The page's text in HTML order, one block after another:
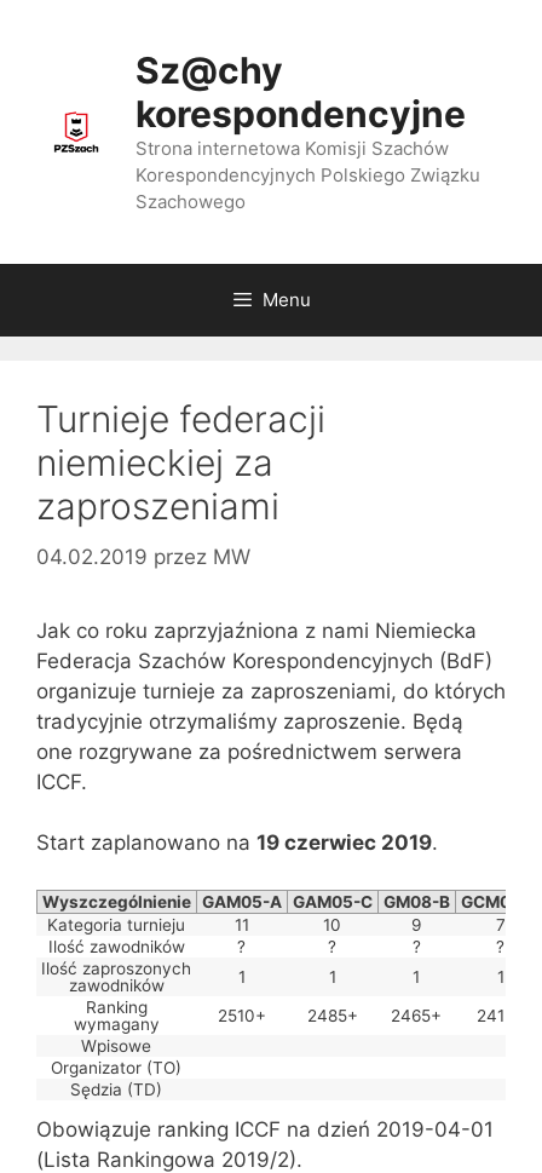
Sz@chy
korespondencyjne
Strona internetowa Komisji Szachów
Korespondencyjnych Polskiego Związku
Szachowego
Menu
Turnieje federacji
niemieckiej za
zaproszeniami
04.02.2019 przez MW
Jak co roku zaprzyjaźniona z nami Niemiecka
Federacja Szachów Korespondencyjnych (BdF)
organizuje turnieje za zaproszeniami, do których
tradycyjnie otrzymaliśmy zaproszenie. Będą
one rozgrywane za pośrednictwem serwera
ICCF.
Start zaplanowano na 19 czerwiec 2019.
Wyszczególnienie GAM05-A GAM05-C GM08-B GCM06-A
Kategoria turnieju
11 10 9
7
Ilość zawodników
? ? ?
?
Ilość zaproszonych
zawodników
1 1 1
1
Ranking
wymagany
2510+ 2485+ 2465+
2415+
Wpisowe
Organizator (TO)
Sędzia (TD)
Obowiązuje ranking ICCF na dzień 2019-04-01
(Lista Rankingowa 2019/2).